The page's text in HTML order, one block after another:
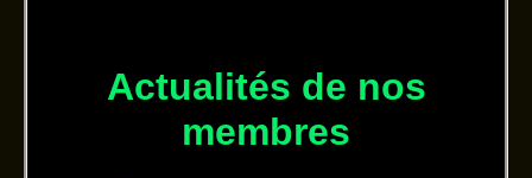
Actualités de nos
membres